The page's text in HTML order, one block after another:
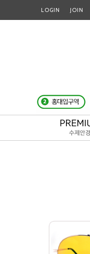
LOGIN JOIN